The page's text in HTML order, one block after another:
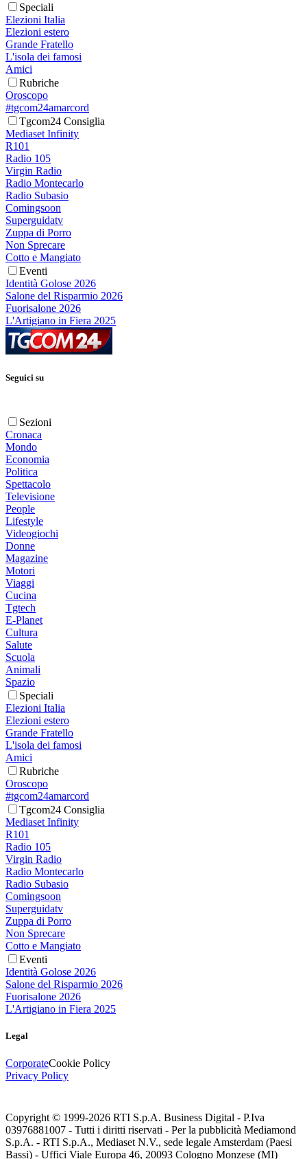
Speciali
Elezioni Italia
Elezioni estero
Grande Fratello
L'isola dei famosi
Amici
Rubriche
Oroscopo
#tgcom24amarcord
Tgcom24 Consiglia
Mediaset Infinity
R101
Radio 105
Virgin Radio
Radio Montecarlo
Radio Subasio
Comingsoon
Superguidatv
Zuppa di Porro
Non Sprecare
Cotto e Mangiato
Eventi
Identità Golose 2026
Salone del Risparmio 2026
Fuorisalone 2026
L'Artigiano in Fiera 2025
Seguici su
Sezioni
Cronaca
Mondo
Economia
Politica
Spettacolo
Televisione
People
Lifestyle
Videogiochi
Donne
Magazine
Motori
Viaggi
Cucina
Tgtech
E-Planet
Cultura
Salute
Scuola
Animali
Spazio
Speciali
Elezioni Italia
Elezioni estero
Grande Fratello
L'isola dei famosi
Amici
Rubriche
Oroscopo
#tgcom24amarcord
Tgcom24 Consiglia
Mediaset Infinity
R101
Radio 105
Virgin Radio
Radio Montecarlo
Radio Subasio
Comingsoon
Superguidatv
Zuppa di Porro
Non Sprecare
Cotto e Mangiato
Eventi
Identità Golose 2026
Salone del Risparmio 2026
Fuorisalone 2026
L'Artigiano in Fiera 2025
Legal
CorporateCookie Policy
Privacy Policy
Copyright © 1999-2026 RTI S.p.A. Business Digital - P.Iva
03976881007 - Tutti i diritti riservati - Per la pubblicità Mediamond
S.p.A. - RTI S.p.A., Mediaset N.V., sede legale Amsterdam (Paesi
Bassi) - Uffici Viale Europa 46, 20093 Cologno Monzese (MI)